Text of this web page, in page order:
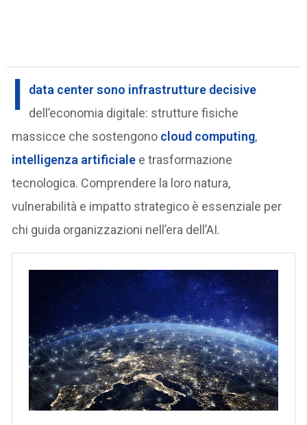
I data center sono infrastrutture decisive
dell’economia digitale: strutture fisiche
massicce che sostengono cloud computing,
intelligenza artificiale e trasformazione
tecnologica. Comprendere la loro natura,
vulnerabilità e impatto strategico è essenziale per
chi guida organizzazioni nell’era dell’AI.